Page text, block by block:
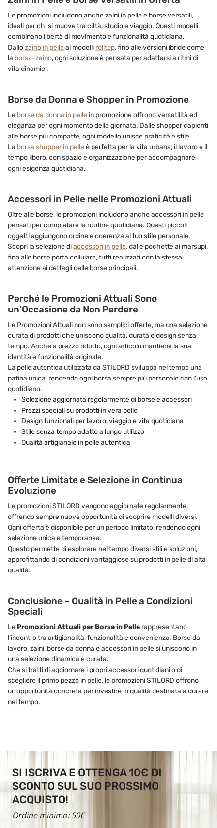
Le promozioni includono anche zaini in pelle e borse versatili,
ideali per chi si muove tra città, studio e viaggio. Questi modelli
combinano libertà di movimento e funzionalità quotidiana.
Dallozaino in pelle ai modelli rolltop, fino alle versioni ibride come
la borsa-zaino, ogni soluzione è pensata per adattarsi a ritmi di
vita dinamici.
Borse da Donna e Shopper in Promozione
Le borse da donna in pelle in promozione offrono versatilità ed
eleganza per ogni momento della giornata. Dalle shopper capienti
alle borse più compatte, ogni modello unisce praticità e stile.
La borsa shopper in pelle è perfetta per la vita urbana, il lavoro e il
tempo libero, con spazio e organizzazione per accompagnare
ogni esigenza quotidiana.
Accessori in Pelle nelle Promozioni Attuali
Oltre alle borse, le promozioni includono anche accessori in pelle
pensati per completare la routine quotidiana. Questi piccoli
oggetti aggiungono ordine e coerenza al tuo stile personale.
Scopri la selezione diaccessori in pelle, dalle pochette ai marsupi,
fino alle borse porta cellulare, tutti realizzati con la stessa
attenzione ai dettagli delle borse principali.
Perché le Promozioni Attuali Sono
un’Occasione da Non Perdere
Le Promozioni Attuali non sono semplici offerte, ma una selezione
curata di prodotti che uniscono qualità, durata e design senza
tempo. Anche a prezzo ridotto, ogni articolo mantiene la sua
identità e funzionalità originale.
La pelle autentica utilizzata da STILORD sviluppa nel tempo una
patina unica, rendendo ogni borsa sempre più personale con l’uso
quotidiano.
Selezione aggiornata regolarmente di borse e accessori
Prezzi speciali su prodotti in vera pelle
Design funzionali per lavoro, viaggio e vita quotidiana
Stile senza tempo adatto a lungo utilizzo
Qualità artigianale in pelle autentica
Offerte Limitate e Selezione in Continua
Evoluzione
Le promozioni STILORD vengono aggiornate regolarmente,
offrendo sempre nuove opportunità di scoprire modelli diversi.
Ogni offerta è disponibile per un periodo limitato, rendendo ogni
selezione unica e temporanea.
Questo permette di esplorare nel tempo diversi stili e soluzioni,
approfittando di condizioni vantaggiose su prodotti in pelle di alta
qualità.
Conclusione – Qualità in Pelle a Condizioni
Speciali
Le Promozioni Attuali per Borse in Pelle rappresentano
l’incontro tra artigianalità, funzionalità e convenienza. Borse da
lavoro, zaini, borse da donna e accessori in pelle si uniscono in
una selezione dinamica e curata.
Che si tratti di aggiornare i propri accessori quotidiani o di
scegliere il primo pezzo in pelle, le promozioni STILORD offrono
un’opportunità concreta per investire in qualità destinata a durare
nel tempo.
SI ISCRIVA E OTTENGA 10€ DI
SCONTO SUL SUO PROSSIMO
ACQUISTO!
Ordine minimo: 50€